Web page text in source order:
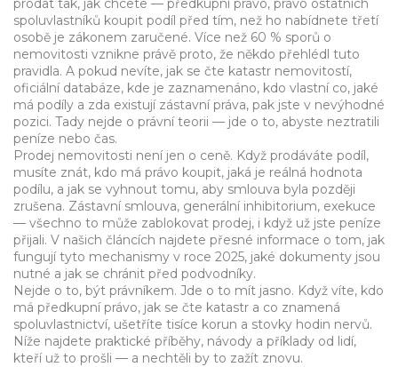
prodat tak, jak chcete — předkupní právo, právo ostatních
spoluvlastníků koupit podíl před tím, než ho nabídnete třetí
osobě je zákonem zaručené. Více než 60 % sporů o
nemovitosti vznikne právě proto, že někdo přehlédl tuto
pravidla. A pokud nevíte, jak se čte katastr nemovitostí,
oficiální databáze, kde je zaznamenáno, kdo vlastní co, jaké
má podíly a zda existují zástavní práva, pak jste v nevýhodné
pozici. Tady nejde o právní teorii — jde o to, abyste neztratili
peníze nebo čas.
Prodej nemovitosti není jen o ceně. Když prodáváte podíl,
musíte znát, kdo má právo koupit, jaká je reálná hodnota
podílu, a jak se vyhnout tomu, aby smlouva byla později
zrušena. Zástavní smlouva, generální inhibitorium, exekuce
— všechno to může zablokovat prodej, i když už jste peníze
přijali. V našich článcích najdete přesné informace o tom, jak
fungují tyto mechanismy v roce 2025, jaké dokumenty jsou
nutné a jak se chránit před podvodníky.
Nejde o to, být právníkem. Jde o to mít jasno. Když víte, kdo
má předkupní právo, jak se čte katastr a co znamená
spoluvlastnictví, ušetříte tisíce korun a stovky hodin nervů.
Níže najdete praktické příběhy, návody a příklady od lidí,
kteří už to prošli — a nechtěli by to zažít znovu.